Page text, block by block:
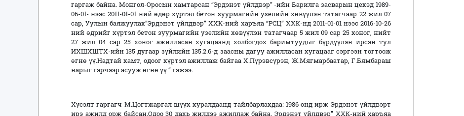
гаргаж байна. Монгол-Оросын хамтарсан “Эрдэнэт үйлдвэр” -ийн Барилга засварын цехэд 1989-
06-01- нээс 2011-01-01 ний өдөр хүртэл бетон зуурмагийн узелийн хөвүүлэн татагчаар 22 жил 07
сар, Уулын баяжуулах”Эрдэнэт үйлдвэр” ХХК-ний харъяа “РСЦ” ХХК-нд 2011-01-01 нээс 2016-10-26
ний өдрийг хүртэл бетон зуурмагийн узелийн хөвүүлэн татагчаар 5 жил 09 сар 25 хоног, нийт
27 жил 04 сар 25 хоног ажилласан хугацаанд холбогдох баримтуудыг бүрдүүлэн ирсэн тул
ИХШХШТХ-ийн 135 дугаар зүйлийн 135.2.6-д заасны дагуу ажилласан хугацааг сэргээн тогтоож
өгнө үү.Надтай хамт, одоог хүртэл ажиллаж байгаа Х.Пүрэвсүрэн, Ж.Мягмарбаатар, Г.Бямбараш
нарыг гэрчээр асууж өгнө үү ” гэжээ.
Хүсэлт гаргагч М.Цогтжаргал шүүх хуралдаанд тайлбарлахдаа: 1986 онд ирж Эрдэнэт үйлдвэрт
ирэ ажилд орж байсан.Одоо 30 дахь жилдээ ажиллаж байна. Эрдэнэт үйлдвэр” ХХК-ний харъяа